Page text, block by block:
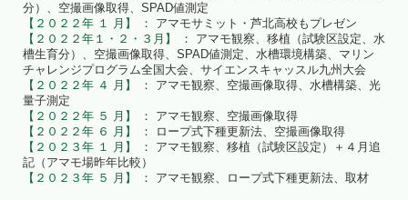
分）、空撮画像取得、SPAD値測定
【２０２２年 １ 月】
： アマモサミット・芦北高校もプレゼン
【２０２２年１・２・３月】
： アマモ観察、移植（試験区設定、水
槽生育分）、空撮画像取得、SPAD値測定、水槽環境構築、マリン
チャレンジプログラム全国大会、サイエンスキャッスル九州大会
【２０２２年 ４ 月】
： アマモ観察、空撮画像取得、水槽構築、光
量子測定
【２０２２年 ５ 月】
： アマモ観察、空撮画像取得
【２０２２年 ６ 月】
： ロープ式下種更新法、空撮画像取得
【２０２３年 １ 月】
： アマモ観察、移植（試験区設定）＋４月追
記（アマモ場昨年比較）
【２０２３年 ５ 月】
： アマモ観察、ロープ式下種更新法、取材